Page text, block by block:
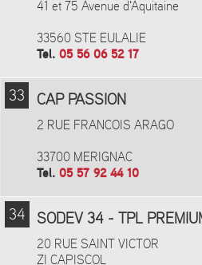
41 et 75 Avenue d'Aquitaine
33560 STE EULALIE
Tel. 05 56 06 52 17
33 CAP PASSION
2 RUE FRANCOIS ARAGO
33700 MERIGNAC
Tel. 05 57 92 44 10
34 SODEV 34 - TPL
20 RUE SAINT VICTOR
ZI CAPISCOL